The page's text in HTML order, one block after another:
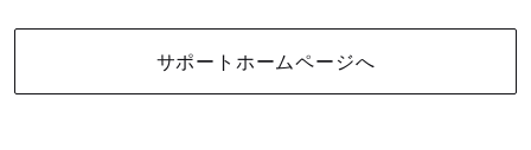
サポートホームページへ